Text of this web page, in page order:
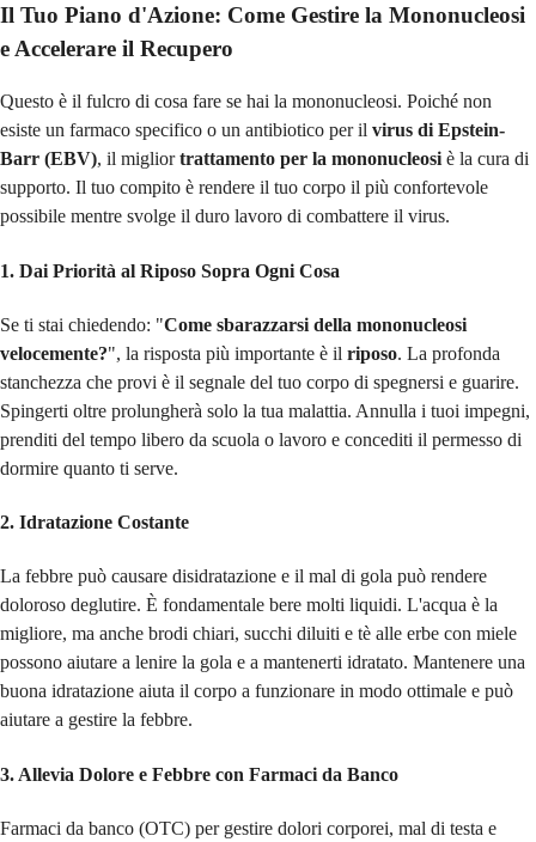
Il Tuo Piano d'Azione: Come Gestire la Mononucleosi
e Accelerare il Recupero
Questo è il fulcro di cosa fare se hai la mononucleosi. Poiché non
esiste un farmaco specifico o un antibiotico per il virus di Epstein-
Barr (EBV), il migliortrattamento per la mononucleosiè la cura di
supporto. Il tuo compito è rendere il tuo corpo il più confortevole
possibile mentre svolge il duro lavoro di combattere il virus.
1. Dai Priorità al Riposo Sopra Ogni Cosa
Se ti stai chiedendo: "Come sbarazzarsi della mononucleosi
velocemente?", la risposta più importante è il riposo. La profonda
stanchezza che provi è il segnale del tuo corpo di spegnersi e guarire.
Spingerti oltre prolungherà solo la tua malattia. Annulla i tuoi impegni,
prenditi del tempo libero da scuola o lavoro e concediti il permesso di
dormire quanto ti serve.
2. Idratazione Costante
La febbre può causare disidratazione e il mal di gola può rendere
doloroso deglutire. È fondamentale bere molti liquidi. L'acqua è la
migliore, ma anche brodi chiari, succhi diluiti e tè alle erbe con miele
possono aiutare a lenire la gola e a mantenerti idratato. Mantenere una
buona idratazione aiuta il corpo a funzionare in modo ottimale e può
aiutare a gestire la febbre.
3. Allevia Dolore e Febbre con Farmaci da Banco
Farmaci da banco (OTC) per gestire dolori corporei, mal di testa e